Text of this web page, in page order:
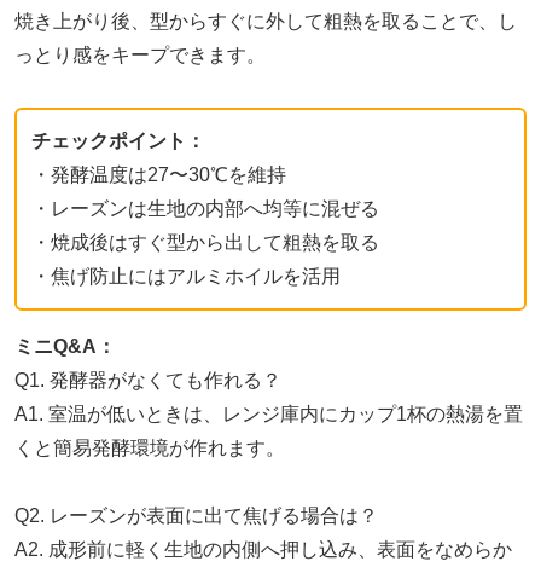
焼き上がり後、型からすぐに外して粗熱を取ることで、し
っとり感をキープできます。
チェックポイント：
・発酵温度は27〜30℃を維持
・レーズンは生地の内部へ均等に混ぜる
・焼成後はすぐ型から出して粗熱を取る
・焦げ防止にはアルミホイルを活用
ミニQ&A：
Q1. 発酵器がなくても作れる？
A1. 室温が低いときは、レンジ庫内にカップ1杯の熱湯を置
くと簡易発酵環境が作れます。
Q2. レーズンが表面に出て焦げる場合は？
A2. 成形前に軽く生地の内側へ押し込み、表面をなめらか